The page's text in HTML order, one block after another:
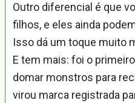
Outro diferencial é que
filhos, e eles ainda
Isso dá um toque muito
E tem mais: foi o
domar monstros para
virou marca registrada